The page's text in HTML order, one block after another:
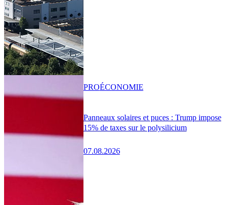
Panneaux solaires et puces : Trump impose
15% de taxes sur le polysilicium
07.08.2026
PROÉCONOMIE